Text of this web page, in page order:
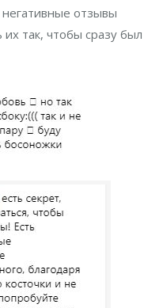
отзывы
так, чтобы сразу был